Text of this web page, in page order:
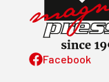
Facebook